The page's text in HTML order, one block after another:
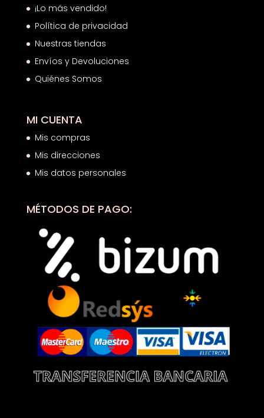
¡Lo más vendido!
Política de privacidad
Nuestras tiendas
Envíos y Devoluciones
Quiénes Somos
MI CUENTA
Mis compras
Mis direcciones
Mis datos personales
MÉTODOS DE PAGO: